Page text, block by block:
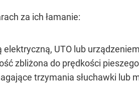
za ich łamanie:
UTO lub
zbliżona do prędkości
trzymania słuchawki lub